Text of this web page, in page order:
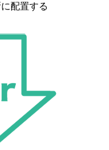
配置する